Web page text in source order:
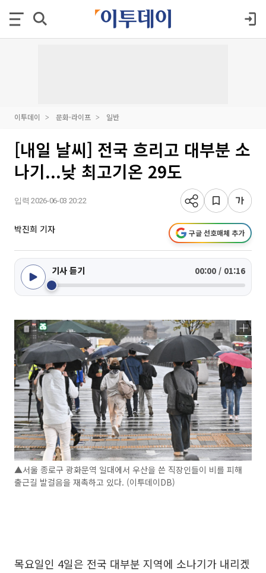
이투데이 문화·라이프 일반
[내일 날씨] 전국 흐리고 대부분 소
나기...낮 최고기온 29도
입력 2026-06-03 20:22
박진희 기자 구글 선호매체 추가
기사 듣기 00:00 / 01:16
▲서울 종로구 광화문역 일대에서 우산을 쓴 직장인들이 비를 피해
출근길 발걸음을 재촉하고 있다. (이투데이DB)
목요일인 4일은 전국 대부분 지역에 소나기가 내리겠